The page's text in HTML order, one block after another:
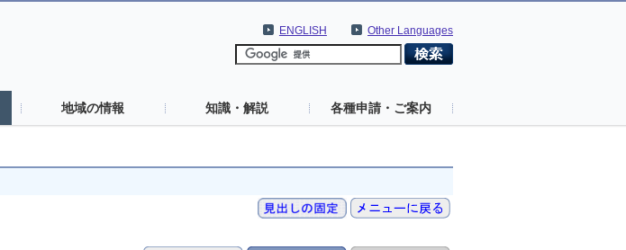
Other Languages
ENGLISH
地域の情報 知識・解説 各種申請・ご案内